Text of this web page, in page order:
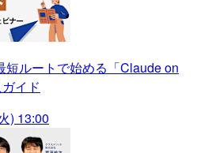
短ルートで始める「Claude on
イド
) 13:00